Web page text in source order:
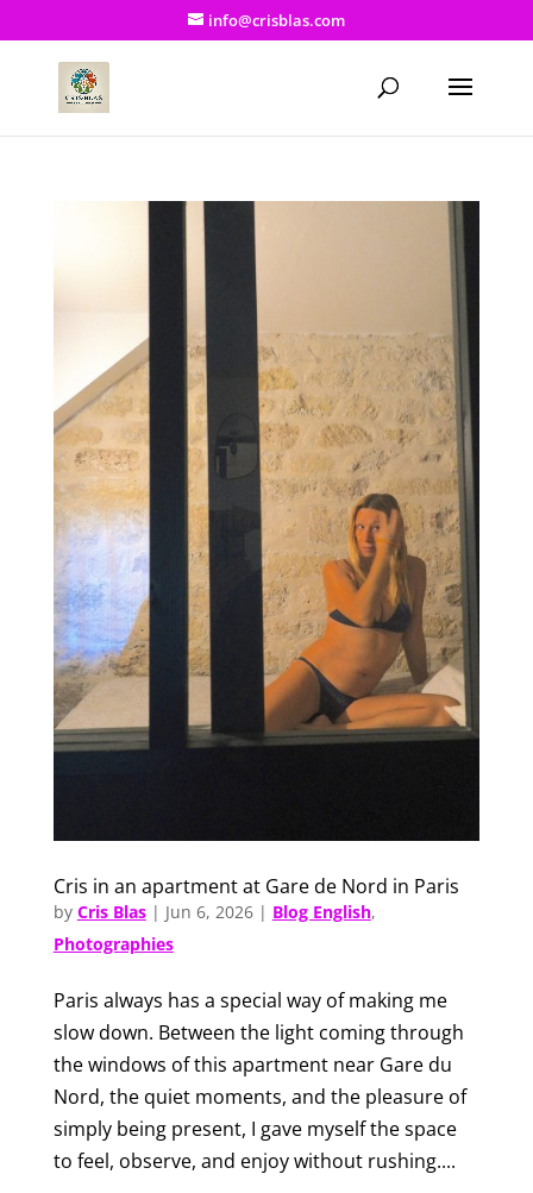
info@crisblas.com
Cris in an apartment at Gare de Nord in Paris
by Cris Blas| Jun 6, 2026| Blog English,
Photographies
Paris always has a special way of making me
slow down. Between the light coming through
the windows of this apartment near Gare du
Nord, the quiet moments, and the pleasure of
simply being present, I gave myself the space
to feel, observe, and enjoy without rushing....